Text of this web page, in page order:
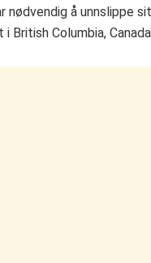
nødvendig å unnslippe
British Columbia,